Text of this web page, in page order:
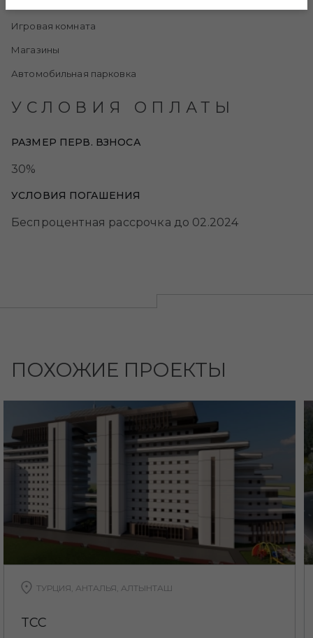
Игровая комната
Магазины
Автомобильная парковка
УСЛОВИЯ ОПЛАТЫ
РАЗМЕР ПЕРВ. ВЗНОСА
30%
УСЛОВИЯ ПОГАШЕНИЯ
Беспроцентная рассрочка до 02.2024
ПОХОЖИЕ ПРОЕКТЫ
ТУРЦИЯ, АНТАЛЬЯ, АЛТЫНТАШ
TCC